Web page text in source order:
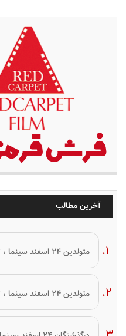
آخرین مطالب
متولدین ۲۴ اسفند سینما ، تئاتر و موسیقی؛ مریم معصومی
متولدین ۲۴ اسفند سینما ، تئاتر و موسیقی؛ اسفندیار منفردزاده